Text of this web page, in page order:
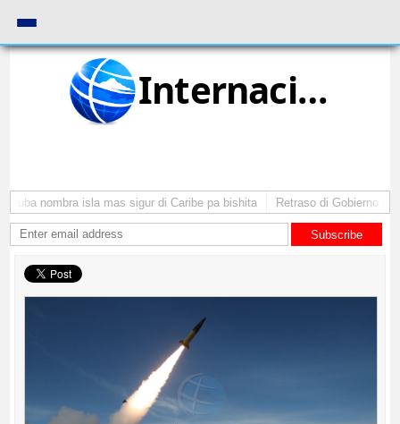
Internacional
nombra isla mas sigur di Caribe pa bishita Retraso di Gobierno ta
Subscribe